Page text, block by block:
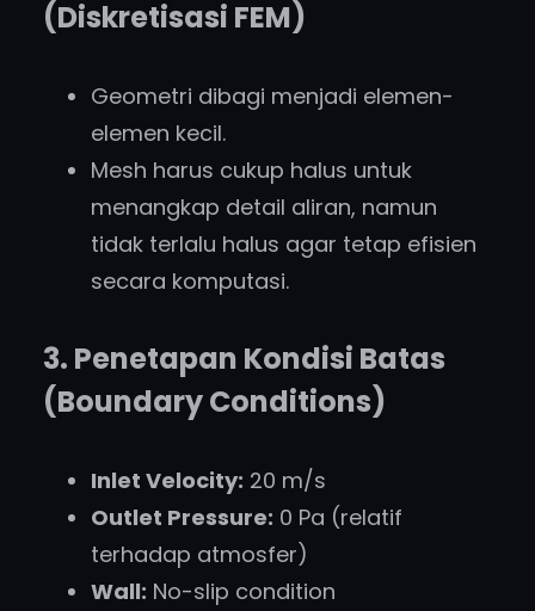
(Diskretisasi FEM)
Geometri dibagi menjadi elemen-
elemen kecil.
Mesh harus cukup halus untuk
menangkap detail aliran, namun
tidak terlalu halus agar tetap efisien
secara komputasi.
3. Penetapan Kondisi Batas
(Boundary Conditions)
Inlet Velocity: 20 m/s
Outlet Pressure: 0 Pa (relatif
terhadap atmosfer)
Wall: No-slip condition